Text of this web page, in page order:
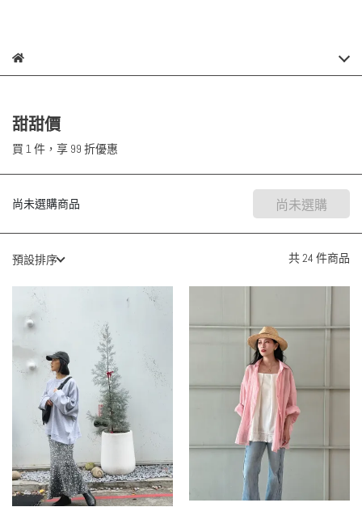
甜甜價
買 1 件， 享 99 折優惠
尚未選購商品 尚未選購
預設排序 共 24 件商品